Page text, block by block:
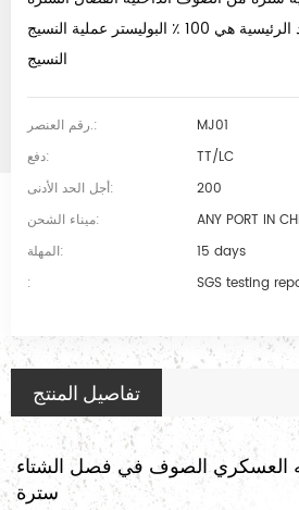
العسكرية جندي. المواد الرئيسية هي 100 ٪ البوليستر عملية النسيج
رقم العنصر.:
MJ01
دفع:
TT/LC
أجل الحد الأدنى:
200
ميناء الشحن:
ANY PORT IN
المهلة:
15 days
:
SGS testing
تفاصيل المنتج
العسكري الصوف في فصل الشتاء
سترة